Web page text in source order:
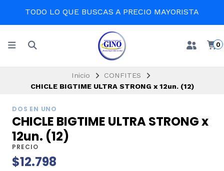
TODO LO QUE BUSCAS A PRECIO MAYORISTA
0
Inicio
CONFITES
CHICLE BIGTIME ULTRA STRONG x 12un. (12)
DOS EN UNO
CHICLE BIGTIME ULTRA STRONG x
12un. (12)
PRECIO
$12.798